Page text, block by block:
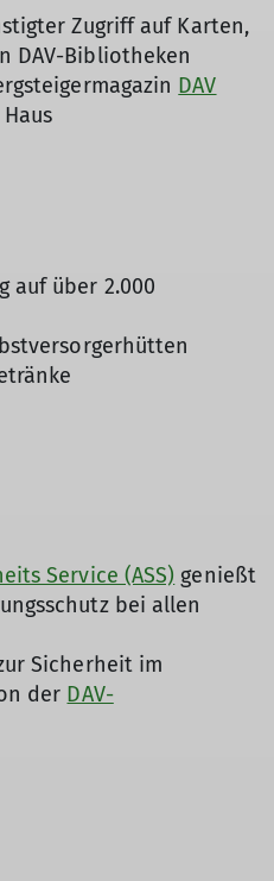
Zugriff auf Karten,
DAV-Bibliotheken
DAV
auf über 2.000
Service (ASS) genießt
bei allen
Sicherheit im
der DAV-